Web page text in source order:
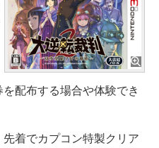
配布する場合や体験でき
着でカプコン特製クリア